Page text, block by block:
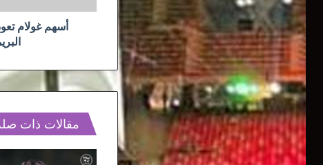
يطلبه
أسهم غولام
مقالات ذات